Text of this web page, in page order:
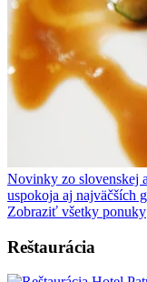
Novinky zo slovenskej
uspokoja aj najväčších
Zobraziť všetky ponuky
Reštaurácia